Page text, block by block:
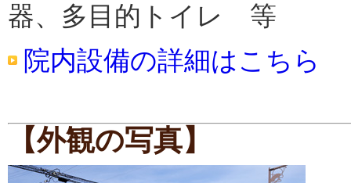
器、多目的トイレ 等
院内設備の詳細はこちら
【外観の写真】